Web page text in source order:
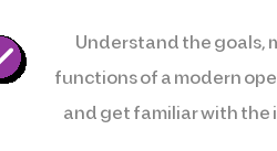
Understand the goals,
functions of a modern
and get familiar with the